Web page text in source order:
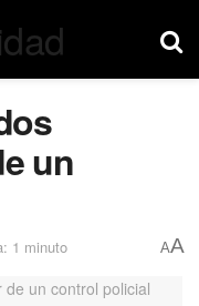
un
1 minuto AA